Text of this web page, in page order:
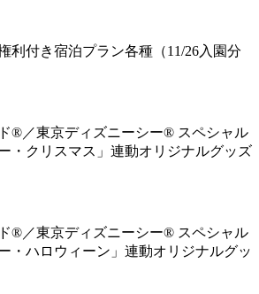
利付き宿泊プラン各種（11/26入園分
®／東京ディズニーシー® スペシャル
・クリスマス」連動オリジナルグッズ
®／東京ディズニーシー® スペシャル
・ハロウィーン」連動オリジナルグッ